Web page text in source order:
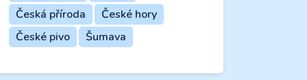
Česká příroda
České hory
České pivo
Šumava